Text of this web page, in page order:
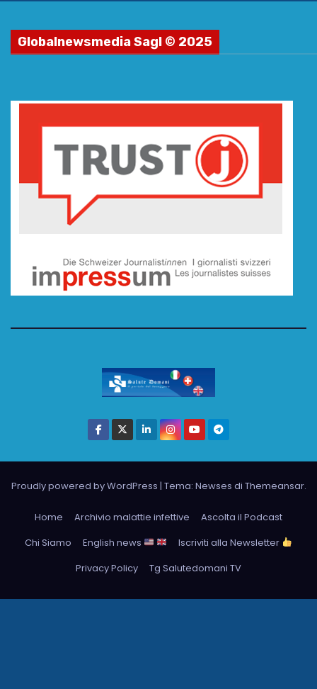
Globalnewsmedia Sagl © 2025
Proudly powered by WordPress | Tema: Newses di Themeansar.
Home Archivio malattie infettive
Ascolta il Podcast
Chi Siamo
English news
Iscriviti alla Newsletter
Privacy Policy
Tg Salutedomani TV